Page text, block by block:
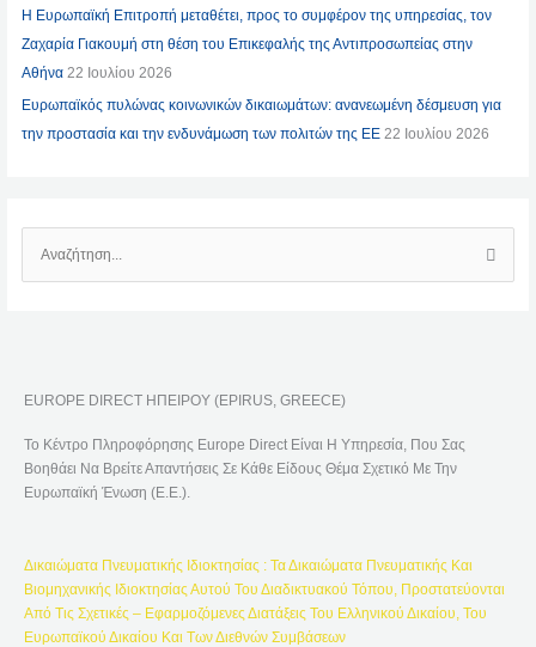
Η Ευρωπαϊκή Επιτροπή μεταθέτει, προς το συμφέρον της υπηρεσίας, τον
Ζαχαρία Γιακουμή στη θέση του Επικεφαλής της Αντιπροσωπείας στην
Αθήνα 22 Ιουλίου 2026
Ευρωπαϊκός πυλώνας κοινωνικών δικαιωμάτων: ανανεωμένη δέσμευση για
την προστασία και την ενδυνάμωση των πολιτών της ΕΕ 22 Ιουλίου 2026
Ν
Τ
Σ
Η
Α
EUROPE DIRECT ΗΠΕΙΡΟΥ (EPIRUS, GREECE)
Το Κέντρο Πληροφόρησης Europe Direct Είναι Η Υπηρεσία, Που Σας
Βοηθάει Να Βρείτε Απαντήσεις Σε Κάθε Είδους Θέμα Σχετικό Με Την
Ευρωπαϊκή Ένωση (Ε.Ε.).
Δικαιώματα Πνευματικής Ιδιοκτησίας : Τα Δικαιώματα Πνευματικής Και
Βιομηχανικής Ιδιοκτησίας Αυτού Του Διαδικτυακού Τόπου, Προστατεύονται
Από Τις Σχετικές – Εφαρμοζόμενες Διατάξεις Του Ελληνικού Δικαίου, Του
Ευρωπαϊκού Δικαίου Και Των Διεθνών Συμβάσεων